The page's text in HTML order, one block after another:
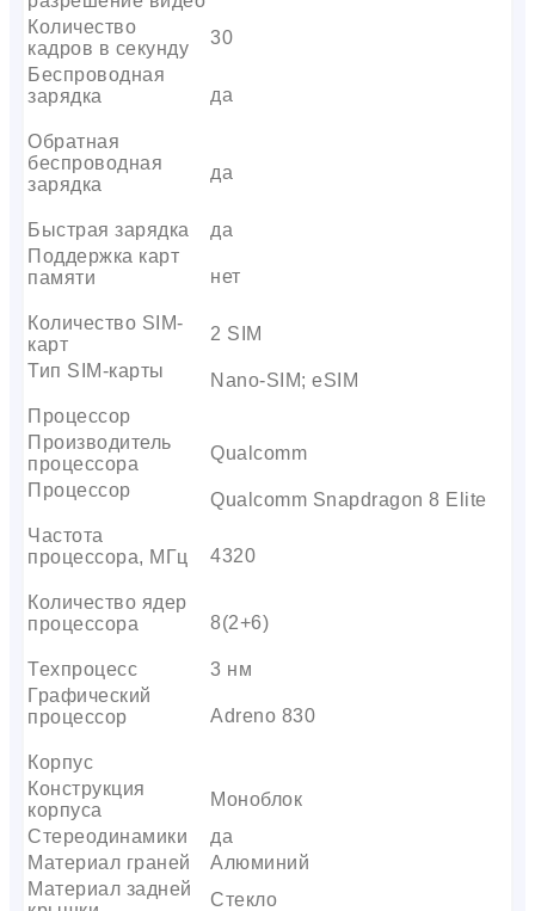
Количество
кадров в секунду
30
Беспроводная
зарядка
да
Обратная
беспроводная
зарядка
да
Быстрая зарядка
да
Поддержка карт
памяти
нет
Количество SIM-
карт
2 SIM
Тип SIM-карты
Nano-SIM; eSIM
Процессор
Производитель
процессора
Qualcomm
Процессор
Qualcomm Snapdragon 8 Elite
Частота
процессора, МГц
4320
Количество ядер
процессора
8(2+6)
Техпроцесс
3 нм
Графический
процессор
Adreno 830
Корпус
Конструкция
корпуса
Моноблок
Стереодинамики
да
Материал граней
Алюминий
Материал задней
Стекло